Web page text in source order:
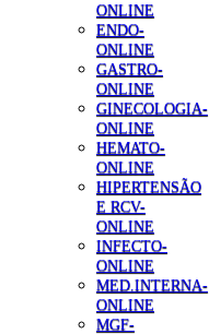
ONLINE
ENDO-
ONLINE
GASTRO-
ONLINE
GINECOLOGIA-
ONLINE
HEMATO-
ONLINE
HIPERTENSÃO
E RCV-
ONLINE
INFECTO-
ONLINE
MED.INTERNA-
ONLINE
MGF-